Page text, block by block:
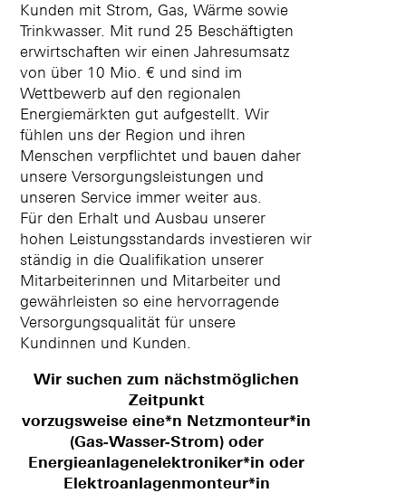
Kunden mit Strom, Gas, Wärme sowie
Trinkwasser. Mit rund 25 Beschäftigten
erwirtschaften wir einen Jahresumsatz
von über 10 Mio. € und sind im
Wettbewerb auf den regionalen
Energiemärkten gut aufgestellt. Wir
fühlen uns der Region und ihren
Menschen verpflichtet und bauen daher
unsere Versorgungsleistungen und
unseren Service immer weiter aus.
Für den Erhalt und Ausbau unserer
hohen Leistungsstandards investieren wir
ständig in die Qualifikation unserer
Mitarbeiterinnen und Mitarbeiter und
gewährleisten so eine hervorragende
Versorgungsqualität für unsere
Kundinnen und Kunden.
Wir suchen zum nächstmöglichen
Zeitpunkt
vorzugsweise eine*n Netzmonteur*in
(Gas-Wasser-Strom) oder
Energieanlagenelektroniker*in oder
Elektroanlagenmonteur*in